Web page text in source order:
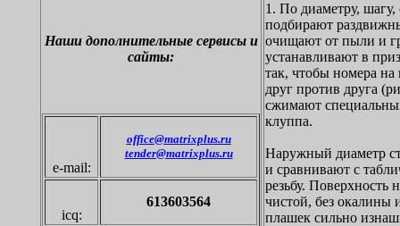
Наши дополнительные сервисы и
сайты:
e-mail:
office@matrixplus.ru
tender@matrixplus.ru
icq:
613603564
1. По диаметру,
подбирают
очищают от пыли и
устанавливают в
так, чтобы номера
друг против друга
сжимают
клуппа.
Наружный диаметр
и сравнивают с
резьбу. Поверхность
чистой, без
плашек сильно